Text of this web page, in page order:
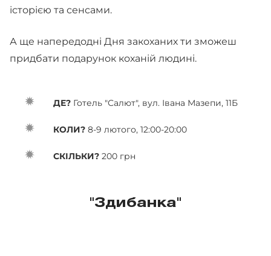
історією та сенсами.
А ще напередодні Дня закоханих ти зможеш
придбати подарунок коханій людині.
ДЕ? Готель "Салют", вул. Івана Мазепи, 11Б
КОЛИ? 8-9 лютого, 12:00-20:00
СКІЛЬКИ? 200 грн
"Здибанка"